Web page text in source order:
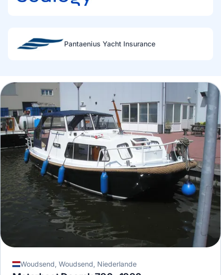
Pantaenius Yacht Insurance
Woudsend, Woudsend, Niederlande